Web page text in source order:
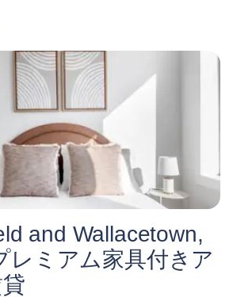
and Wallacetown,
レミアム家具付きア